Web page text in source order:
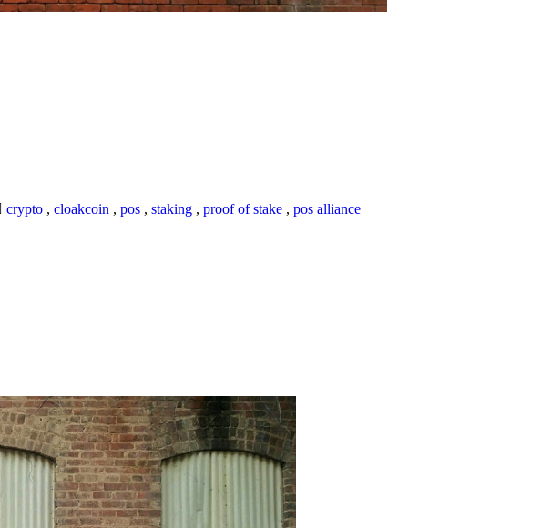
crypto , cloakcoin , pos , staking , proof of stake , pos alliance